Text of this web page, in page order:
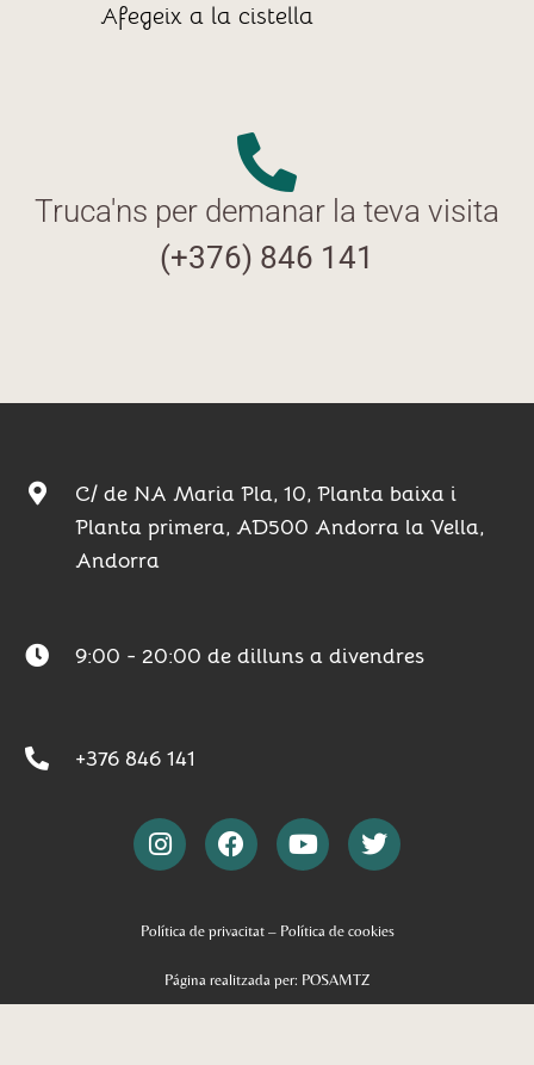
Afegeix a la cistella
Truca'ns per demanar la teva visita
(+376) 846 141
C/ de NA Maria Pla, 10, Planta baixa i
Planta primera, AD500 Andorra la Vella,
Andorra​
9:00 - 20:00 de dilluns a divendres
+376 846 141
Política de privacitat– Política de cookies
Página realitzada per: POSAMTZ